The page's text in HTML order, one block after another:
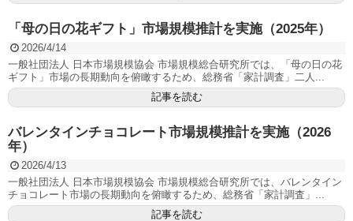
「母の日の花ギフト」市場規模推計を実施（2025年）
2026/4/14
一般社団法人 日本市場規模協会 市場規模総合研究所では、「母の日の花
ギフト」市場の長期動向を俯瞰するため、総務省「家計調査」二人...
記事を読む
バレンタインチョコレート市場規模推計を実施（2026
年）
2026/4/13
一般社団法人 日本市場規模協会 市場規模総合研究所では、バレンタイン
チョコレート市場の長期動向を俯瞰するため、総務省「家計調査」...
記事を読む